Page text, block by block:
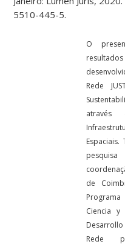
5510-445-5.
O
Rede
através
de
Ciencia y
Desarrollo
Rede